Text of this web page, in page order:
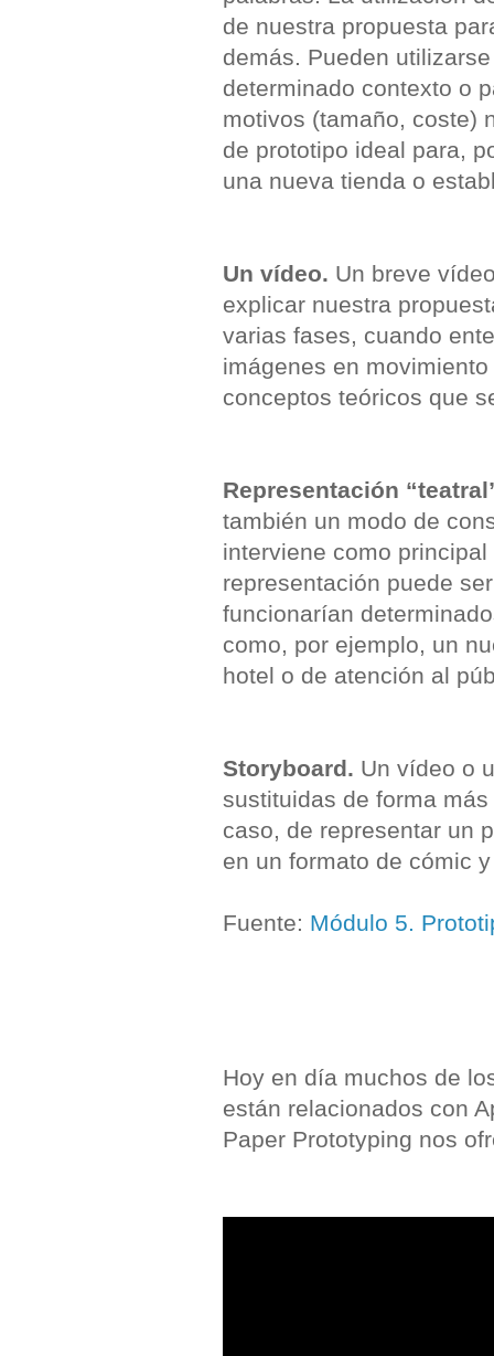
de nuestra propuesta
demás. Pueden
determinado contexto o
motivos (tamaño, coste)
de prototipo ideal para,
una nueva tienda o
Un vídeo. Un breve
explicar nuestra
varias fases, cuando
imágenes en
conceptos teóricos que
Representación
también un modo de
interviene como
representación puede
funcionarían
como, por ejemplo, un
hotel o de atención al
Storyboard. Un vídeo o
sustituidas de forma
caso, de representar un
en un formato de cómic
Fuente: Módulo 5.
Hoy en día muchos de
están relacionados con
Paper Prototyping nos